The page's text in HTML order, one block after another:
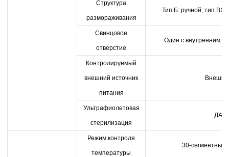
Структура
размораживания
Тип Б: ручной; тип BX:
Свинцовое
отверстие
Один с внутренним
Контролируемый
внешний источник
питания
Ультрафиолетовая
стерилизация
ДА
Режим контроля
температуры
30-сегментный